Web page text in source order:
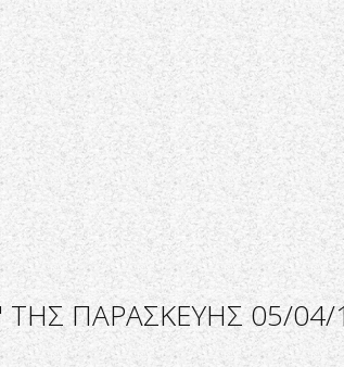
ΠΑΡΑΣΚΕΥΗΣ 05/04/